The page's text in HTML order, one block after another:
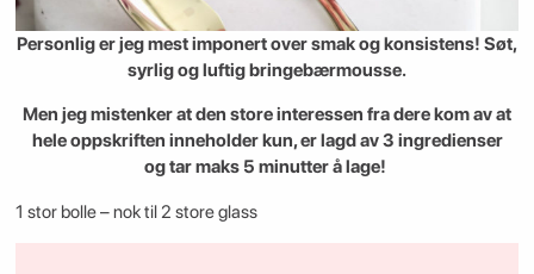
Personlig er jeg mest imponert over smak og konsistens! Søt,
syrlig og luftig bringebærmousse.
Men jeg mistenker at den store interessen fra dere kom av at
hele oppskriften inneholder kun, er lagd av 3 ingredienser
og tar maks 5 minutter å lage!
1 stor bolle – nok til 2 store glass